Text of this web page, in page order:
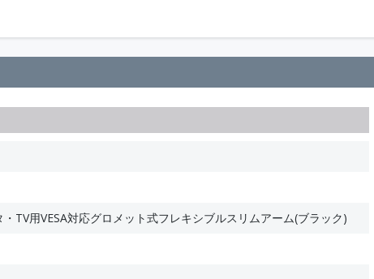
TV用VESA対応グロメット式フレキシブルスリムアーム(ブラック)